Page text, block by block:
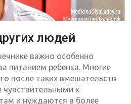
людей
важно особенно
питанием ребенка. Многие
после таких вмешательств
чувствительными к
и нуждаются в более